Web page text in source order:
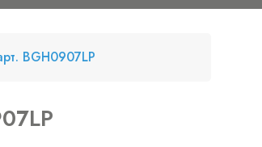
BGH0907LP